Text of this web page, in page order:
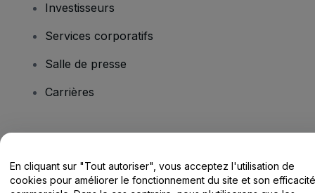
Investisseurs
Services corporatifs
Salle de presse
Carrières
Centre d'assistance / Nous contacter
En cliquant sur "Tout autoriser", vous acceptez l'utilisation de
cookies pour améliorer le fonctionnement du site et son efficacité